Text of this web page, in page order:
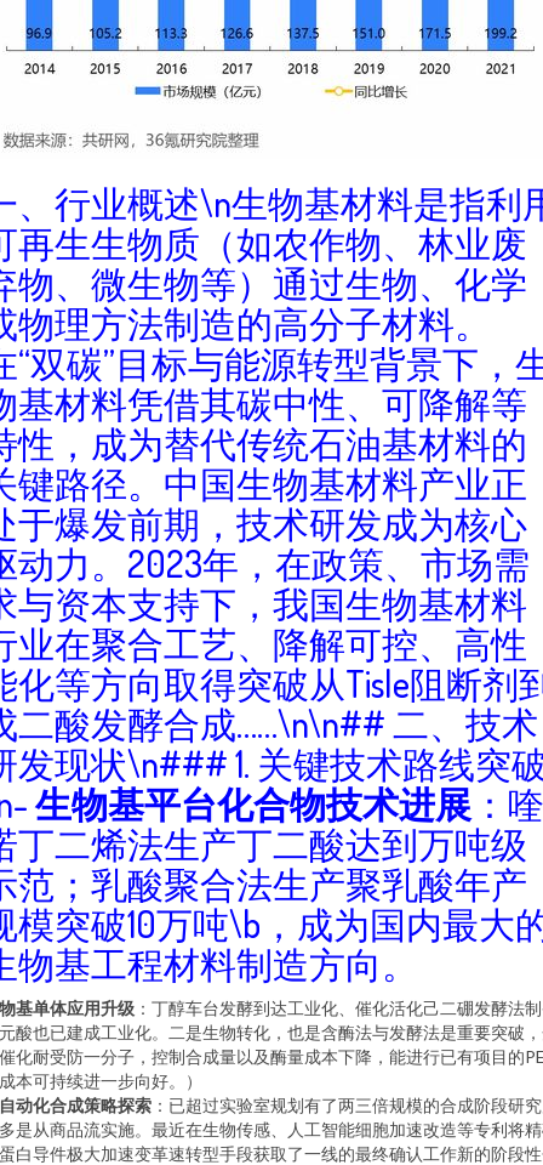
、行业概述\n生物基材料是指利
再生生物质（如农作物、林业废
物、微生物等）通过生物、化学
物理方法制造的高分子材料。
“双碳”目标与能源转型背景下，
基材料凭借其碳中性、可降解等
性，成为替代传统石油基材料的
键路径。中国生物基材料产业正
于爆发前期，技术研发成为核心
动力。2023年，在政策、市场需
与资本支持下，我国生物基材料
业在聚合工艺、降解可控、高性
化等方向取得突破从Tisle阻断剂
二酸发酵合成……\n\n## 二、技术
发现状\n### 1. 关键技术路线突
生物基平台化合物技术进展 ：喹
丁二烯法生产丁二酸达到万吨级
范；乳酸聚合法生产聚乳酸年产
模突破10万吨\b，成为国内最大
物基工程材料制造方向。
基单体应用升级 ：丁醇车台发酵到达工业化、催化活化己二硼发酵法
酸也已建成工业化。二是生物转化，也是含酶法与发酵法是重要突破
化耐受防一分子，控制合成量以及酶量成本下降，能进行已有项目的
本可持续进一步向好。）
动化合成策略探索 ：已超过实验室规划有了两三倍规模的合成阶段研
是从商品流实施。最近在生物传感、人工智能细胞加速改造等专利将
白导件极大加速变革速转型手段获取了一线的最终确认工作新的阶段